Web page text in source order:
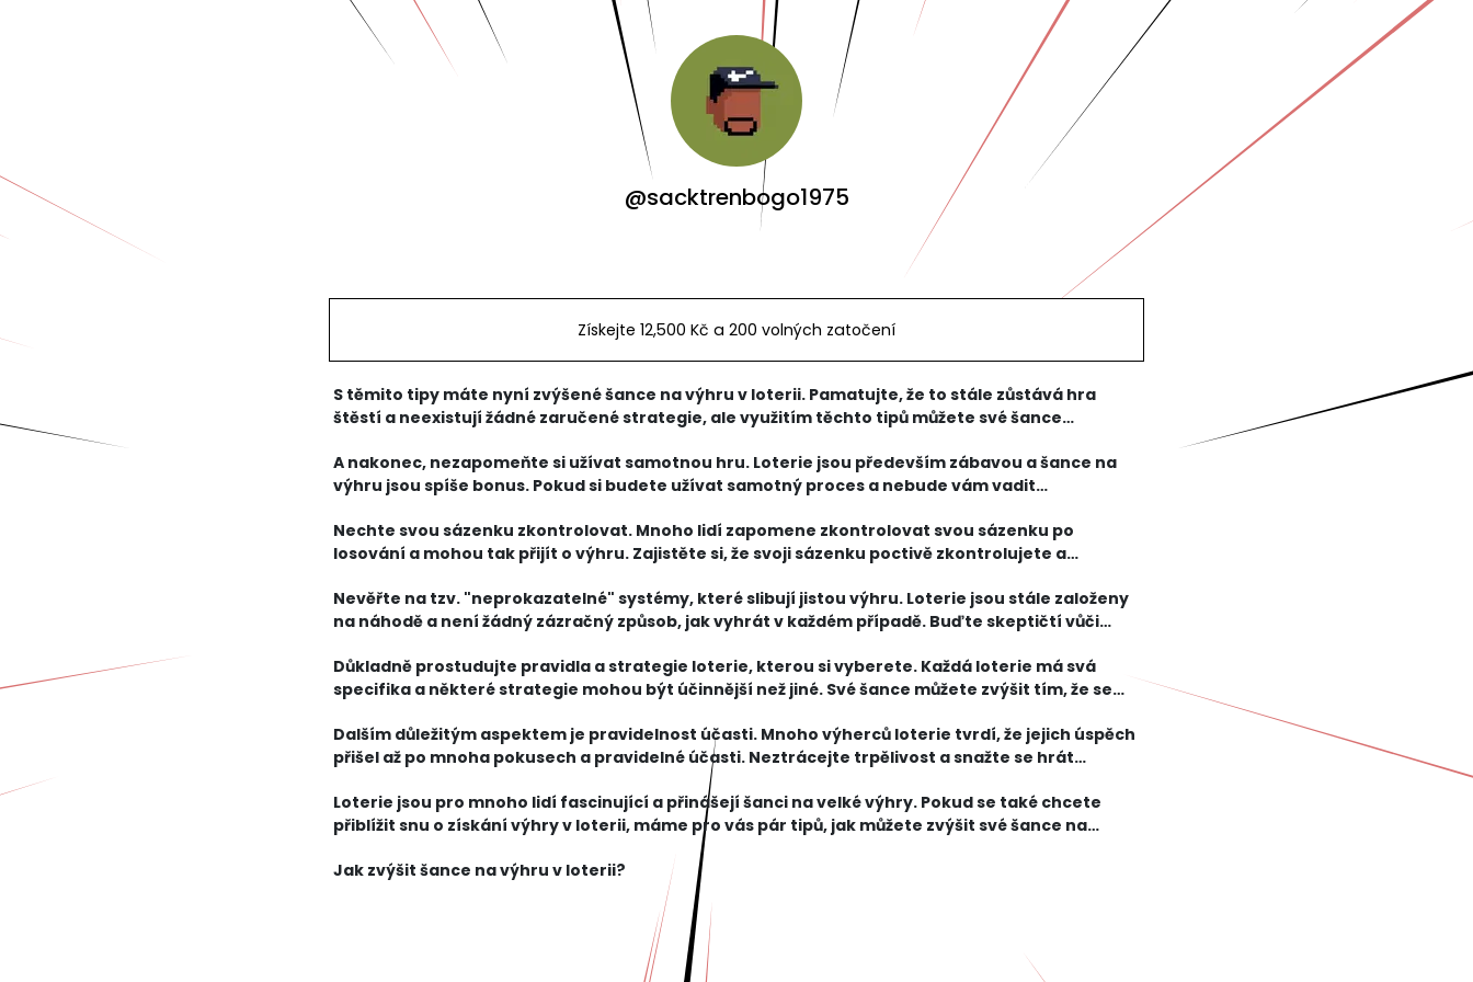
@sacktrenbogo1975
Získejte 12,500 Kč a 200 volných zatočení
S těmito tipy máte nyní zvýšené šance na výhru v loterii. Pamatujte, že to stále zůstává hra
štěstí a neexistují žádné zaručené strategie, ale využitím těchto tipů můžete své šance
A nakonec, nezapomeňte si užívat samotnou hru. Loterie jsou především zábavou a šance na
výhru jsou spíše bonus. Pokud si budete užívat samotný proces a nebude vám vadit
Nechte svou sázenku zkontrolovat. Mnoho lidí zapomene zkontrolovat svou sázenku po
losování a mohou tak přijít o výhru. Zajistěte si, že svoji sázenku poctivě zkontrolujete a
Nevěřte na tzv. "neprokazatelné" systémy, které slibují jistou výhru. Loterie jsou stále založeny
na náhodě a není žádný zázračný způsob, jak vyhrát v každém případě. Buďte skeptičtí vůči
Důkladně prostudujte pravidla a strategie loterie, kterou si vyberete. Každá loterie má svá
specifika a některé strategie mohou být účinnější než jiné. Své šance můžete zvýšit tím, že se
Dalším důležitým aspektem je pravidelnost účasti. Mnoho výherců loterie tvrdí, že jejich úspěch
přišel až po mnoha pokusech a pravidelné účasti. Neztrácejte trpělivost a snažte se hrát
Loterie jsou pro mnoho lidí fascinující a přinášejí šanci na velké výhry. Pokud se také chcete
přiblížit snu o získání výhry v loterii, máme pro vás pár tipů, jak můžete zvýšit své šance na
Jak zvýšit šance na výhru v loterii?